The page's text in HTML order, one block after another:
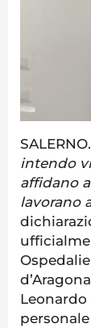
SALERNO.
intendo
affidano
lavorano
Leonardo